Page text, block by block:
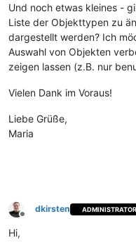
Und noch etwas kleines -
Liste der Objekttypen zu
dargestellt werden? Ich
Auswahl von Objekten
zeigen lassen (z.B. nur
Vielen Dank im Voraus!
Liebe Grüße,
Maria
Offline
dkirsten
Hi,